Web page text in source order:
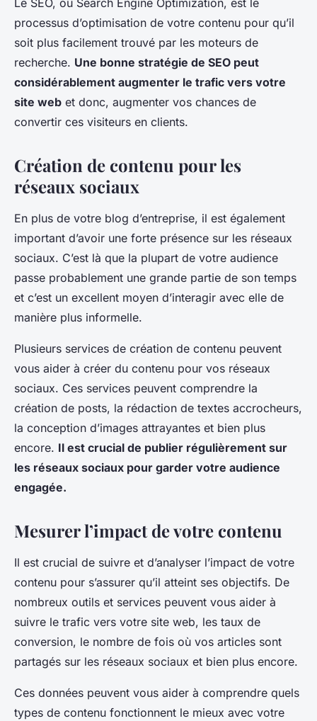
processus d’optimisation de votre contenu pour qu’il
soit plus facilement trouvé par les moteurs de
recherche. Une bonne stratégie de SEO peut
considérablement augmenter le trafic vers votre
site web et donc, augmenter vos chances de
convertir ces visiteurs en clients.
Création de contenu pour les
réseaux sociaux
En plus de votre blog d’entreprise, il est également
important d’avoir une forte présence sur les réseaux
sociaux. C’est là que la plupart de votre audience
passe probablement une grande partie de son temps
et c’est un excellent moyen d’interagir avec elle de
manière plus informelle.
Plusieurs services de création de contenu peuvent
vous aider à créer du contenu pour vos réseaux
sociaux. Ces services peuvent comprendre la
création de posts, la rédaction de textes accrocheurs,
la conception d’images attrayantes et bien plus
encore. Il est crucial de publier régulièrement sur
les réseaux sociaux pour garder votre audience
engagée.
Mesurer l’impact de votre contenu
Il est crucial de suivre et d’analyser l’impact de votre
contenu pour s’assurer qu’il atteint ses objectifs. De
nombreux outils et services peuvent vous aider à
suivre le trafic vers votre site web, les taux de
conversion, le nombre de fois où vos articles sont
partagés sur les réseaux sociaux et bien plus encore.
Ces données peuvent vous aider à comprendre quels
types de contenu fonctionnent le mieux avec votre